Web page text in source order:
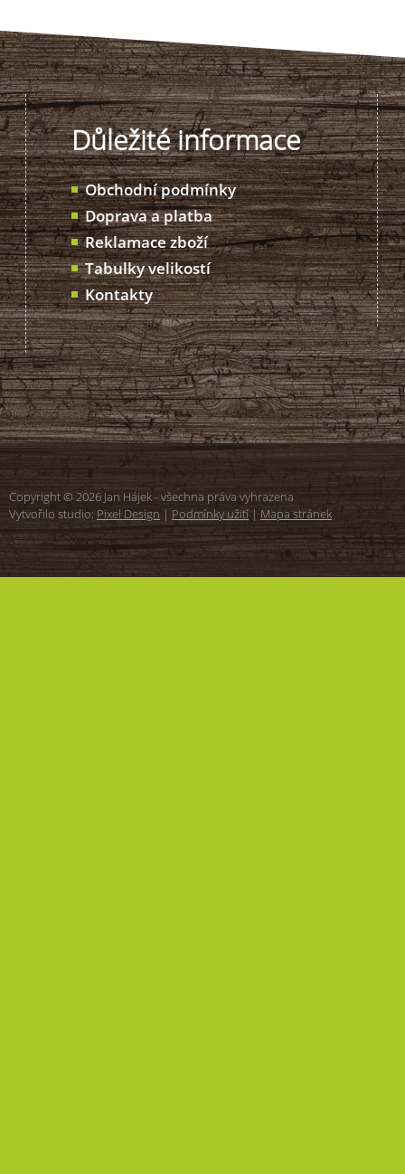
Důležité informace
Obchodní podmínky
Doprava a platba
Reklamace zboží
Tabulky velikostí
Kontakty
Copyright © 2026 Jan Hájek - všechna práva vyhrazena
Vytvořilo studio: Pixel Design | Podmínky užití | Mapa stránek